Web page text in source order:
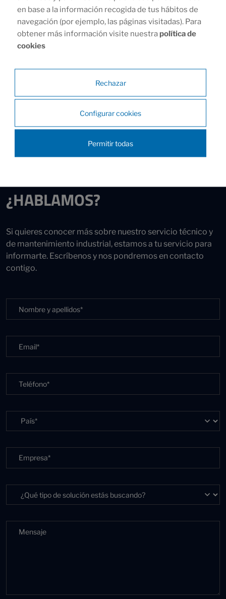
¿HABLAMOS?
Si quieres conocer más sobre nuestro servicio técnico y
de mantenimiento industrial, estamos a tu servicio para
informarte. Escríbenos y nos pondremos en contacto
contigo.
en base a la información recogida de tus hábitos de
navegación (por ejemplo, las páginas visitadas). Para
obtener más información visite nuestra política de
cookies
Rechazar
Configurar cookies
Permitir todas